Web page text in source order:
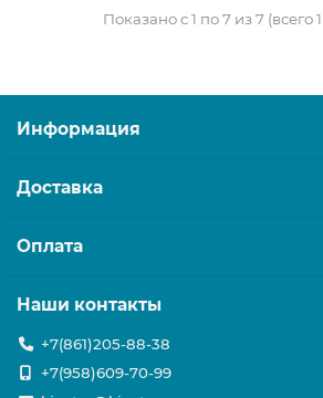
Показано с 1 по 7 из 7 (всего
Информация
Доставка
Оплата
Наши контакты
+7(861)205-88-38
+7(958)609-70-99